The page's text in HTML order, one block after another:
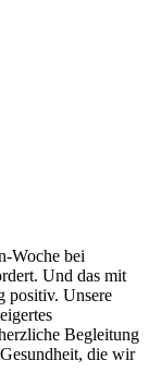
Woche bei
Und das mit
positiv. Unsere
Begleitung
die wir